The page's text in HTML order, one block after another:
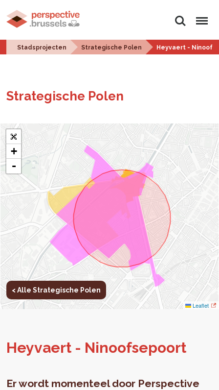
Zoeken Menu
Stadsprojecten Strategische Polen Heyvaert -
Stra­te­gi­sche Polen
+
-
Leaflet
< Alle Strategische Polen
Hey­vaert - Nin­oof­sepoort
Er wordt momenteel door Perspective